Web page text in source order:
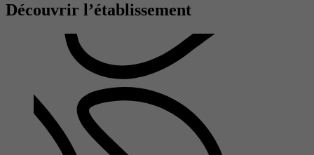
Découvrir l’établissement